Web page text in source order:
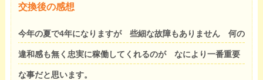
交換後の感想
今年の夏で4年になりますが 些細な故障もありません 何の
違和感も無く忠実に稼働してくれるのが なにより一番重要
な事だと思います。